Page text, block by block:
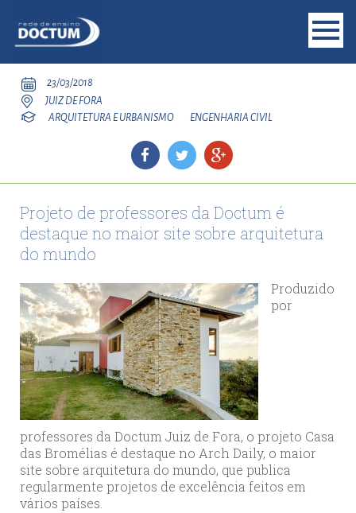
23/03/2018
JUIZ DE FORA
ARQUITETURA E URBANISMO
ENGENHARIA CIVIL
Projeto de professores da Doctum é
destaque no maior site sobre arquitetura
do mundo
Produzido
por
professores da Doctum Juiz de Fora, o projeto Casa
das Bromélias é destaque no Arch Daily, o maior
site sobre arquitetura do mundo, que publica
regularmente projetos de excelência feitos em
vários países.